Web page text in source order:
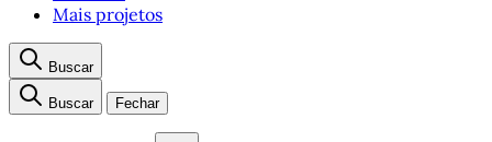
Mais projetos
Buscar
Buscar Fechar